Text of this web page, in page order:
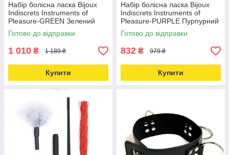
Набір болісна ласка Bijoux
Indiscrets Instruments of
Pleasure-GREEN Зелений
Love&Life -online-multimarket-
Готово до відправки
1 010 ₴ 1 189 ₴
Купити
Набір болісна ласка Bijoux
Indiscrets Instruments of
Pleasure-PURPLE Пурпурний
Love&Life -online-multimarket-
Готово до відправки
832 ₴ 979 ₴
Купити